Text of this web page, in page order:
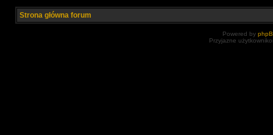
Strona główna forum
Powered by
Przyjazne